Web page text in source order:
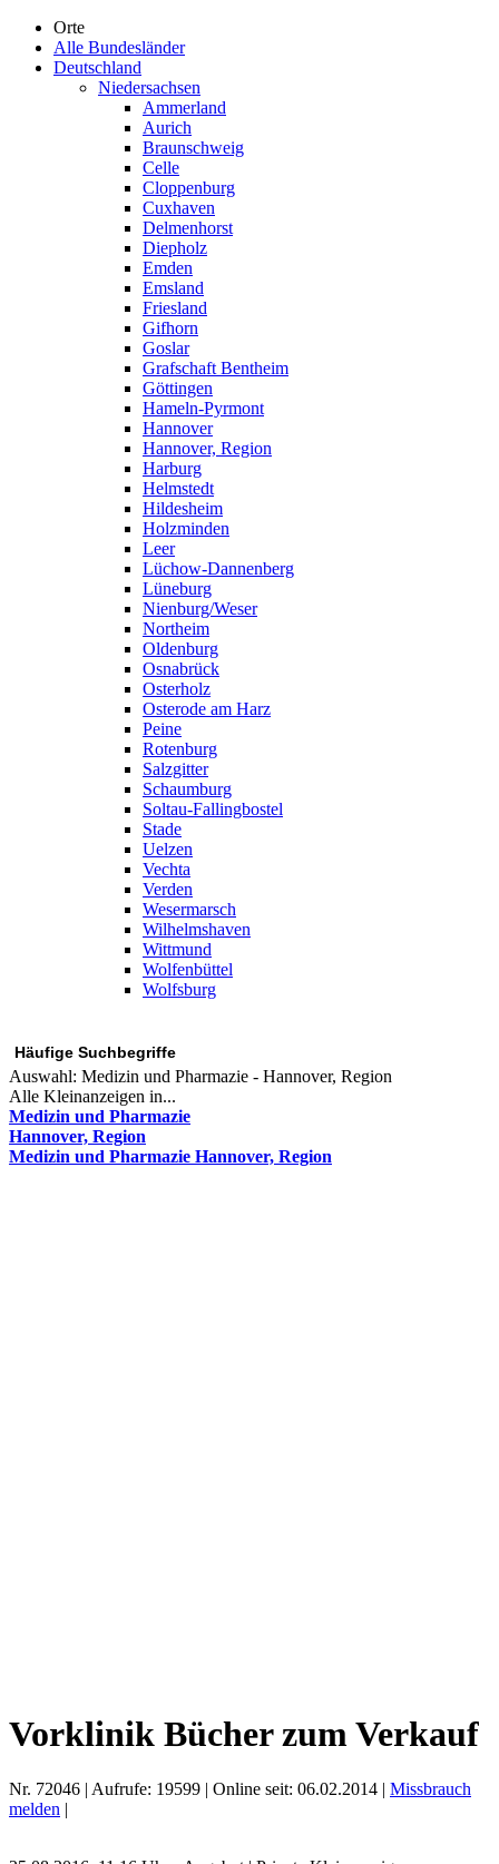
Orte
Alle Bundesländer
Deutschland
Niedersachsen
Ammerland
Aurich
Braunschweig
Celle
Cloppenburg
Cuxhaven
Delmenhorst
Diepholz
Emden
Emsland
Friesland
Gifhorn
Goslar
Grafschaft Bentheim
Göttingen
Hameln-Pyrmont
Hannover
Hannover, Region
Harburg
Helmstedt
Hildesheim
Holzminden
Leer
Lüchow-Dannenberg
Lüneburg
Nienburg/Weser
Northeim
Oldenburg
Osnabrück
Osterholz
Osterode am Harz
Peine
Rotenburg
Salzgitter
Schaumburg
Soltau-Fallingbostel
Stade
Uelzen
Vechta
Verden
Wesermarsch
Wilhelmshaven
Wittmund
Wolfenbüttel
Wolfsburg
Häufige Suchbegriffe
Auswahl: Medizin und Pharmazie - Hannover, Region
Alle Kleinanzeigen in...
Medizin und Pharmazie
Hannover, Region
Medizin und Pharmazie Hannover, Region
Vorklinik Bücher zum Verkauf
Nr. 72046 | Aufrufe: 19599 | Online seit: 06.02.2014 | Missbrauch
melden |